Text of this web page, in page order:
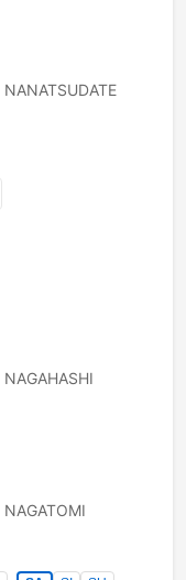
NANATSUDATE
NAGAHASHI
NAGATOMI